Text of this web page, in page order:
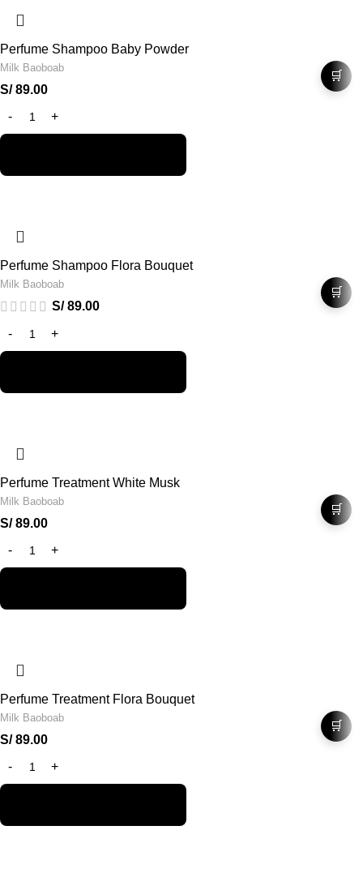
Perfume Shampoo Baby Powder
Milk Baoboab
S/89.00
🛒
Perfume Shampoo Flora Bouquet
Milk Baoboab
S/89.00
🛒
Perfume Treatment White Musk
Milk Baoboab
S/89.00
🛒
Perfume Treatment Flora Bouquet
Milk Baoboab
S/89.00
🛒